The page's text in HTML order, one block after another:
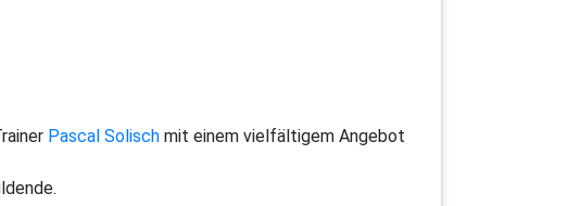
Pascal Solisch mit einem vielfältigem Angebot